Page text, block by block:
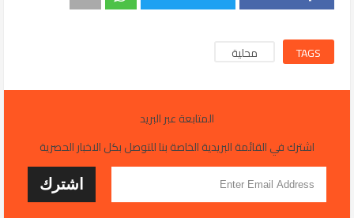
TAGS محلية
المتابعة عبر البريد
اشترك في القائمة البريدية الخاصة بنا للتوصل بكل الاخبار الحصرية